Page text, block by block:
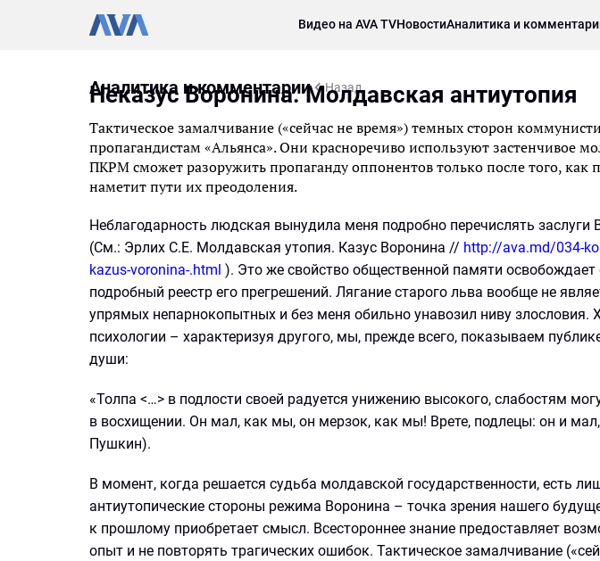
Видео на AVA TVНовостиАналитика и
Аналитика и комментарии Назад
Неказус Воронина. Молдавская антиутопия
Тактическое замалчивание («сейчас не время») темных сторон
пропагандистам «Альянса». Они красноречиво используют застенчивое
ПКРМ сможет разоружить пропаганду оппонентов только после того,
наметит пути их преодоления.
Неблагодарность людская вынудила меня подробно перечислять
(См.: Эрлих С.Е. Молдавская утопия. Казус Воронина // http://ava.md/034-
kazus-voronina-.html ). Это же свойство общественной памяти освобождает
подробный реестр его прегрешений. Лягание старого льва вообще не
упрямых непарнокопытных и без меня обильно унавозил ниву
психологии – характеризуя другого, мы, прежде всего, показываем
души:
«Толпа <…> в подлости своей радуется унижению высокого, слабостям
в восхищении. Он мал, как мы, он мерзок, как мы! Врете, подлецы: он и
Пушкин).
В момент, когда решается судьба молдавской государственности, есть
антиутопические стороны режима Воронина – точка зрения нашего
к прошлому приобретает смысл. Всестороннее знание предоставляет
опыт и не повторять трагических ошибок. Тактическое замалчивание